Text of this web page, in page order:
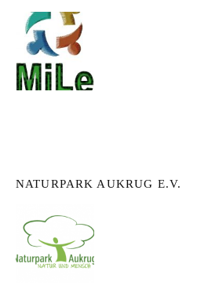
NATURPARK AUKRUG E.V.